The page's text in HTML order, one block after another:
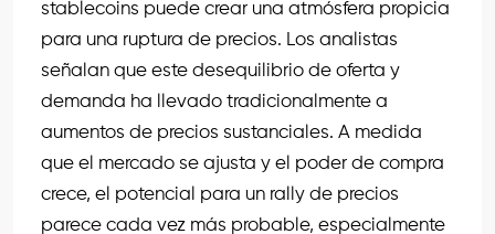
stablecoins puede crear una atmósfera propicia
para una ruptura de precios. Los analistas
señalan que este desequilibrio de oferta y
demanda ha llevado tradicionalmente a
aumentos de precios sustanciales. A medida
que el mercado se ajusta y el poder de compra
crece, el potencial para un rally de precios
parece cada vez más probable, especialmente